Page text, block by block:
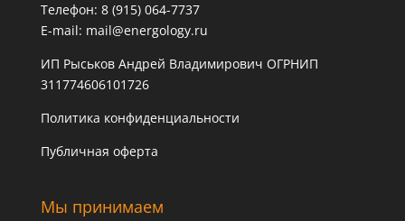
Телефон: 8 (915) 064-7737
E-mail: mail@energology.ru
ИП Рыськов Андрей Владимирович ОГРНИП
311774606101726
Политика конфиденциальности
Публичная оферта
Мы принимаем